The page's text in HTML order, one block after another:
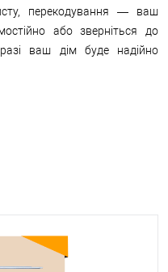
перекодування — ваш
або зверніться до
ваш дім буде надійно